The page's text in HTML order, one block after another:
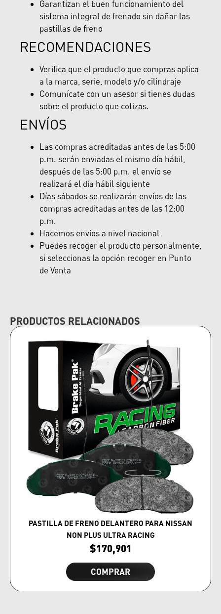
Garantizan el buen funcionamiento del
sistema integral de frenado sin dañar las
pastillas de freno
RECOMENDACIONES
Verifica que el producto que compras aplica
a la marca, serie, modelo y/o cilindraje
Comunícate con un asesor si tienes dudas
sobre el producto que cotizas.
ENVÍOS
Las compras acreditadas antes de las 5:00
p.m. serán enviadas el mismo día hábil,
después de las 5:00 p.m. el envío se
realizará el día hábil siguiente
Días sábados se realizarán envíos de las
compras acreditadas antes de las 12:00
p.m.
Hacemos envíos a nivel nacional
Puedes recoger el producto personalmente,
si seleccionas la opción recoger en Punto
de Venta
PRODUCTOS RELACIONADOS
PASTILLA DE FRENO DELANTERO PARA NISSAN
NON PLUS ULTRA RACING
$170,901
COMPRAR